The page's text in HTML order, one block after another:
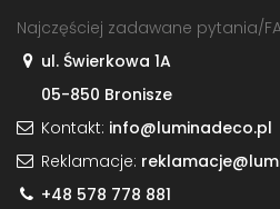
Najczęściej zadawane pytania/
ul. Świerkowa 1A
05-850 Bronisze
Kontakt: info@luminadeco.pl
Reklamacje:
+48 578 778 881